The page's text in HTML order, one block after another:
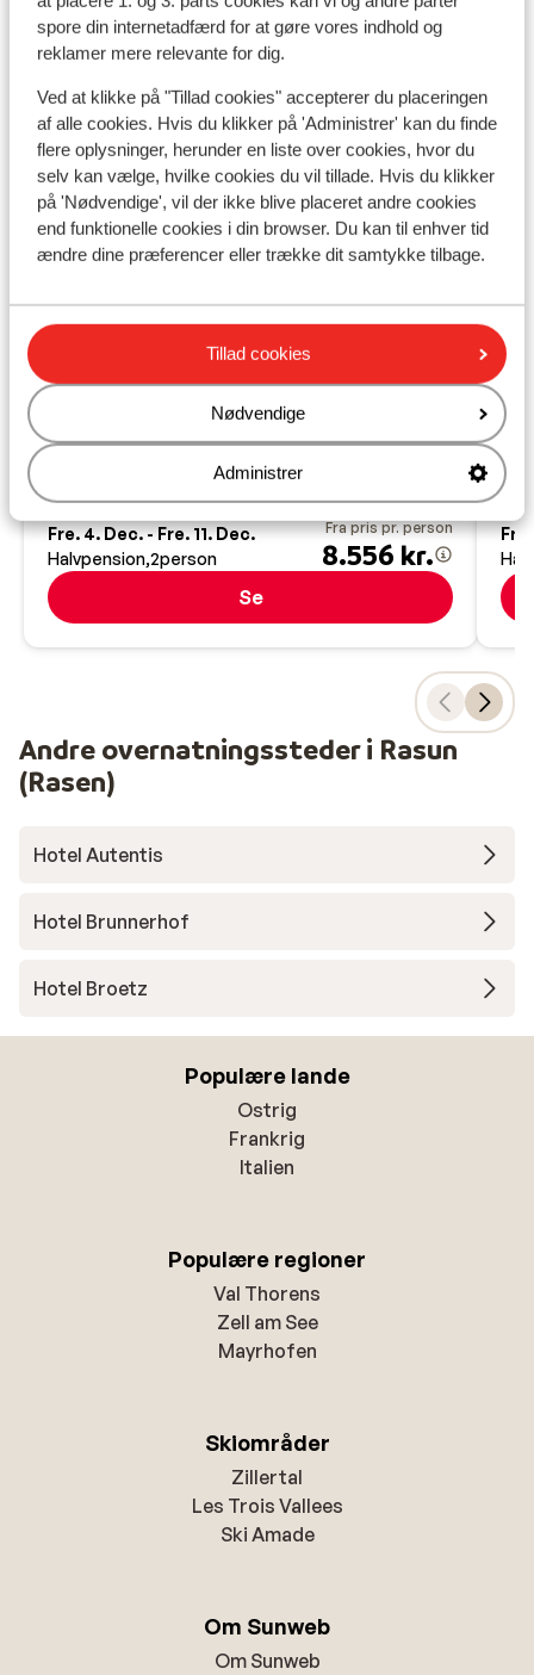
spore din internetadfærd for at gøre vores indhold og
reklamer mere relevante for dig.
Ved at klikke på "Tillad cookies" accepterer du placeringen
af alle cookies. Hvis du klikker på 'Administrer' kan du finde
flere oplysninger, herunder en liste over cookies, hvor du
selv kan vælge, hvilke cookies du vil tillade. Hvis du klikker
på 'Nødvendige', vil der ikke blive placeret andre cookies
end funktionelle cookies i din browser. Du kan til enhver tid
ændre dine præferencer eller trække dit samtykke tilbage.
Tillad cookies
Nødvendige
Administrer
Hotel Autentis
Indendørs swimmingpool
Fre. 4. Dec. - Fre. 11. Dec.
Halvpension 2person
Fra pris pr. person
8.556 kr.
Se
Andre overnatningssteder i Rasun
(Rasen)
Hotel Autentis
Hotel Brunnerhof
Hotel Broetz
Populære lande
Ostrig
Frankrig
Italien
Populære regioner
Val Thorens
Zell am See
Mayrhofen
Skiområder
Zillertal
Les Trois Vallees
Ski Amade
Om Sunweb
Om Sunweb